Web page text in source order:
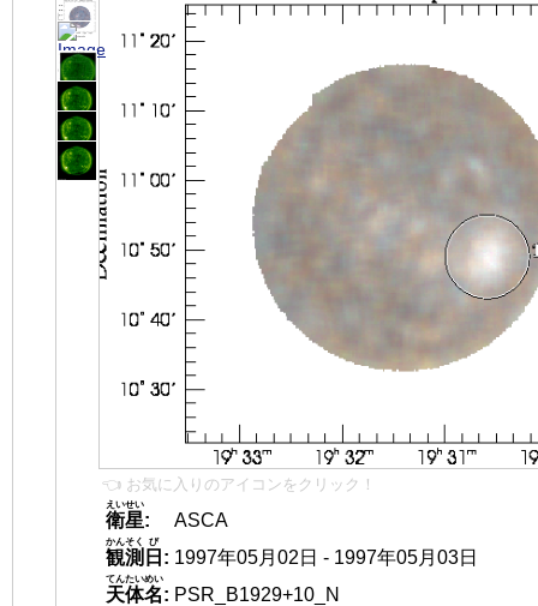
👈 お気に入りのアイコンをクリック！
衛星
えいせい
:
ASCA
観測
かんそく
日
び
: 1997年05月02日 - 1997年05月03日
天体名
てんたいめい
: PSR_B1929+10_N